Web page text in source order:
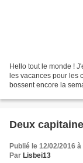
Hello tout le monde !
les vacances pour les
bossent encore la
Deux
Publié le 12/02/2016
Par Lisbei13